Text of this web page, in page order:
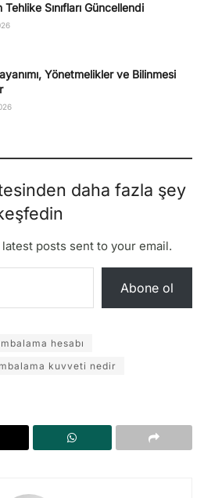
Sınıfları Güncellendi
Yönetmelikler ve Bilinmesi
daha fazla şey
posts sent to your email.
Abone ol
hesabı
kuvveti nedir